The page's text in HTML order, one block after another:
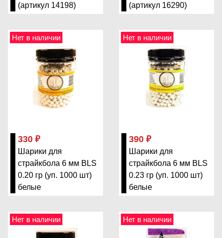
(артикул 14198)
(артикул 16290)
Нет в наличии
330 ₽
Шарики для
страйкбола 6 мм BLS
0.20 гр (уп. 1000 шт)
белые
Нет в наличии
390 ₽
Шарики для
страйкбола 6 мм BLS
0.23 гр (уп. 1000 шт)
белые
Нет в наличии Нет в наличии